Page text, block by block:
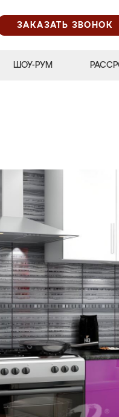
ЗАКАЗАТЬ ЗВОНОК
ШОУ-РУМ